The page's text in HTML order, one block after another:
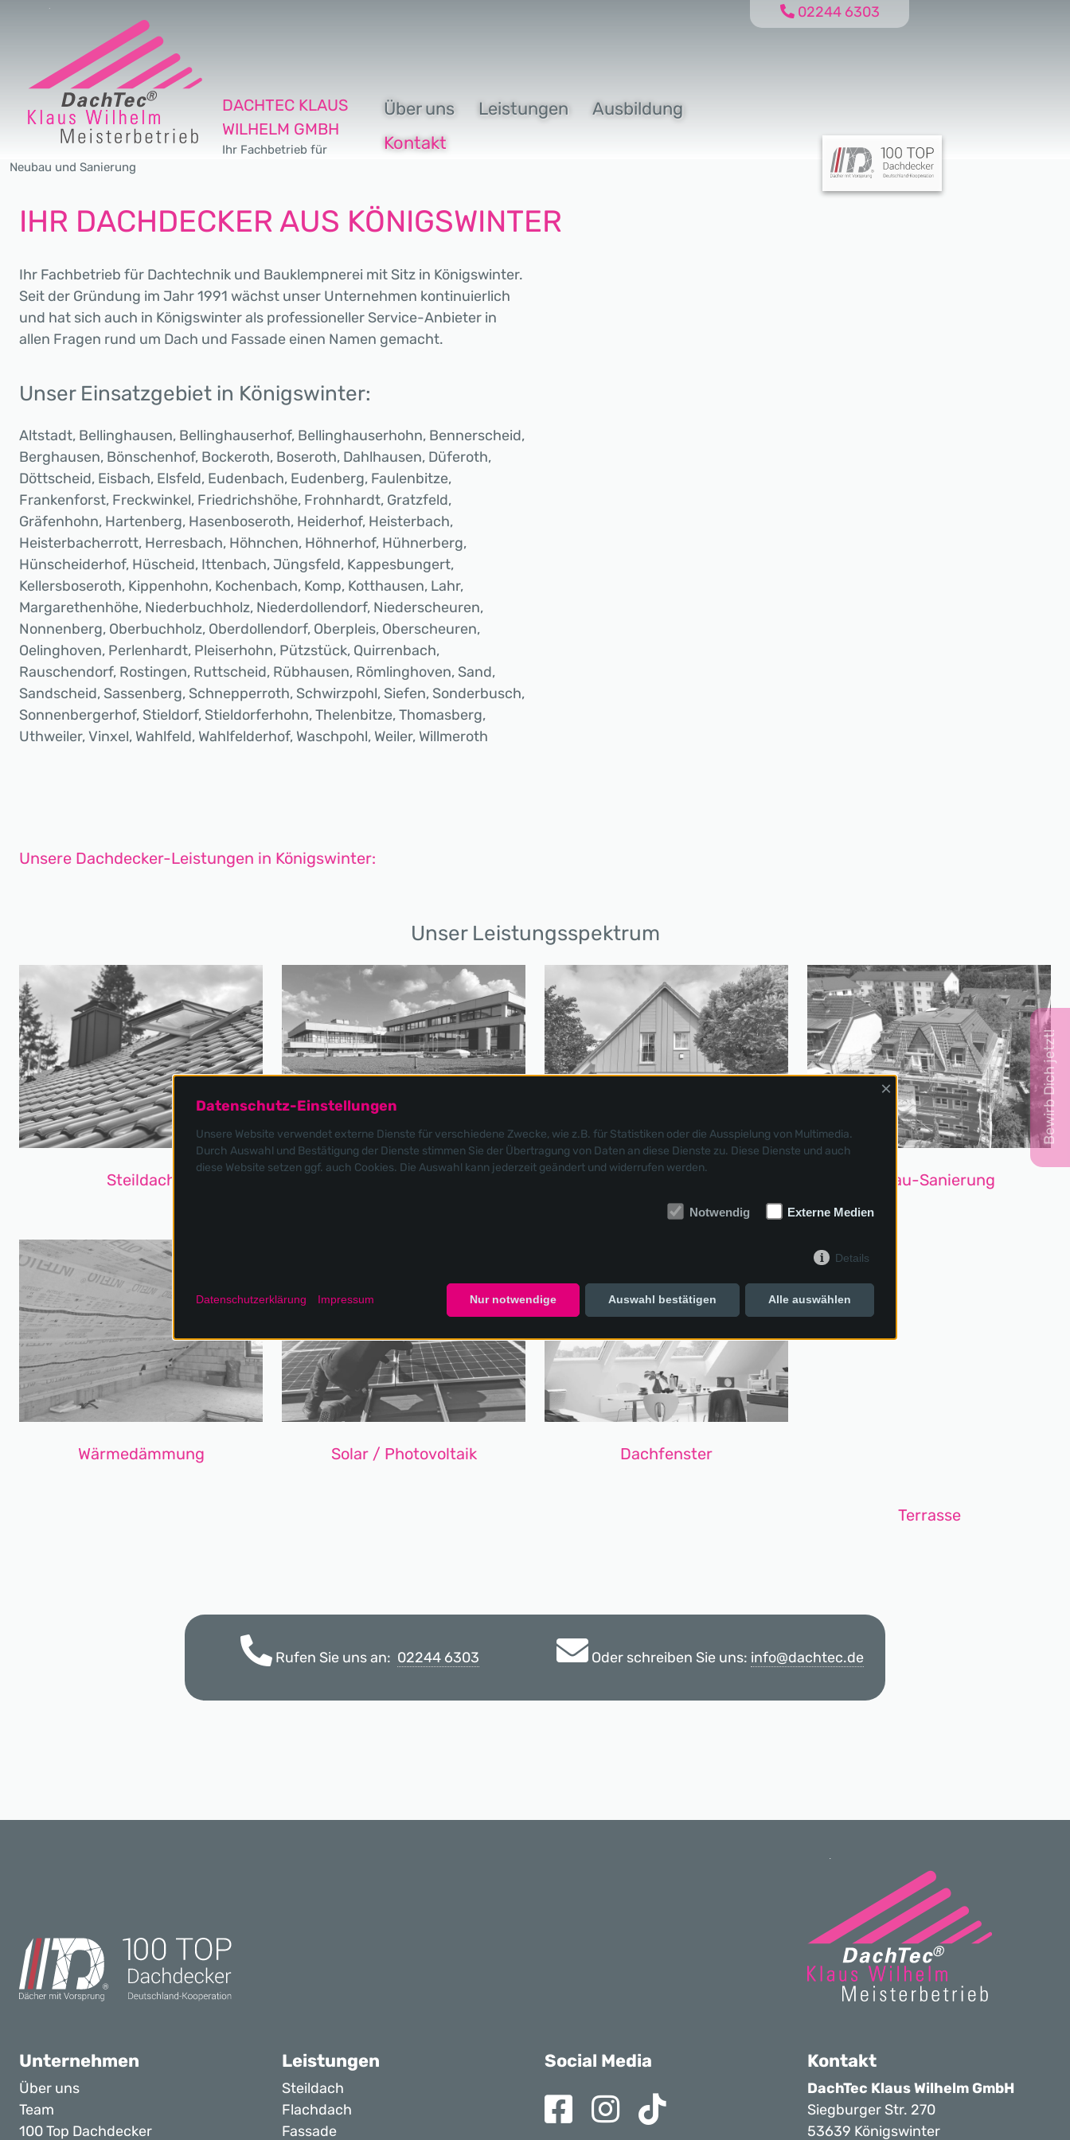
DACHTEC KLAUS
WILHELM GMBH
Ihr Fachbetrieb für
Neubau und Sanierung
02244 6303
Über uns Leistungen
Ausbildung
Kontakt
IHR DACHDECKER AUS KÖNIGSWINTER
Ihr Fachbetrieb für Dachtechnik und Bauklempnerei mit Sitz in Königswinter.
Seit der Gründung im Jahr 1991 wächst unser Unternehmen kontinuierlich
und hat sich auch in Königswinter als professioneller Service-Anbieter in
allen Fragen rund um Dach und Fassade einen Namen gemacht.
Unser Einsatzgebiet in Königswinter:
Altstadt, Bellinghausen, Bellinghauserhof, Bellinghauserhohn, Bennerscheid,
Berghausen, Bönschenhof, Bockeroth, Boseroth, Dahlhausen, Düferoth,
Döttscheid, Eisbach, Elsfeld, Eudenbach, Eudenberg, Faulenbitze,
Frankenforst, Freckwinkel, Friedrichshöhe, Frohnhardt, Gratzfeld,
Gräfenhohn, Hartenberg, Hasenboseroth, Heiderhof, Heisterbach,
Heisterbacherrott, Herresbach, Höhnchen, Höhnerhof, Hühnerberg,
Hünscheiderhof, Hüscheid, Ittenbach, Jüngsfeld, Kappesbungert,
Kellersboseroth, Kippenhohn, Kochenbach, Komp, Kotthausen, Lahr,
Margarethenhöhe, Niederbuchholz, Niederdollendorf, Niederscheuren,
Nonnenberg, Oberbuchholz, Oberdollendorf, Oberpleis, Oberscheuren,
Oelinghoven, Perlenhardt, Pleiserhohn, Pützstück, Quirrenbach,
Rauschendorf, Rostingen, Ruttscheid, Rübhausen, Römlinghoven, Sand,
Sandscheid, Sassenberg, Schnepperroth, Schwirzpohl, Siefen, Sonderbusch,
Sonnenbergerhof, Stieldorf, Stieldorferhohn, Thelenbitze, Thomasberg,
Uthweiler, Vinxel, Wahlfeld, Wahlfelderhof, Waschpohl, Weiler, Willmeroth
Unsere Dachdecker-Leistungen in Königswinter:
Unser Leistungsspektrum
Steildach Altbau-Sanierung
Wärmedämmung Solar / Photovoltaik Dachfenster
Bewirb Dich jetzt!
Unternehmen
100 Top Dachdecker
Meisterhaft
Mitgliedschaften
Ausbildung
Fassade
Dachfenster
Wärmedämmung
Terrasse & Balkon
Kontakt
53639 Königswinter
02244 6303
info@dachtec.de
Datenschutz-Einstellungen
×
Unsere Website verwendet externe Dienste für verschiedene Zwecke, wie z.B. für Statistiken oder die Ausspielung von Multimedia.
Durch Auswahl und Bestätigung der Dienste stimmen Sie der Übertragung von Daten an diese Dienste zu. Diese Dienste und auch
diese Website setzen ggf. auch Cookies. Die Auswahl kann jederzeit geändert und widerrufen werden.
Notwendig Externe Medien
Details
Nur notwendige Auswahl bestätigen Alle auswählen
Datenschutzerklärung Impressum